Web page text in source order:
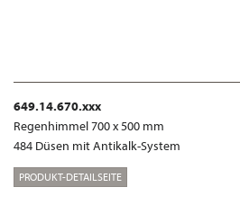
649.14.670.xxx
Regenhimmel 700 x 500 mm
484 Düsen mit Antikalk-System
PRODUKT-DETAILSEITE